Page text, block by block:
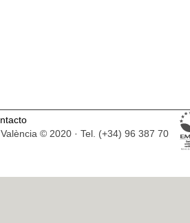
© 2020 · Tel. (+34) 96 387 70